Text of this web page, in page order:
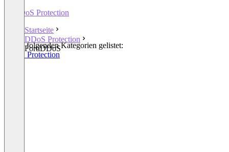
DDoS Protection
Startseite
DDoS Protection
FortiDDoS
In den folgenden Kategorien gelistet:
DDoS Protection